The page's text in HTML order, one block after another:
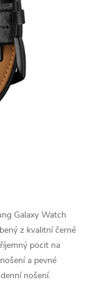
Galaxy Watch
z kvalitní černé
pocit na
a pevné
nošení.